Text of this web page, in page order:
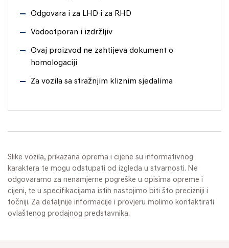
Odgovara i za LHD i za RHD
Vodootporan i izdržljiv
Ovaj proizvod ne zahtijeva dokument o
homologaciji
Za vozila sa stražnjim kliznim sjedalima
Slike vozila, prikazana oprema i cijene su informativnog
karaktera te mogu odstupati od izgleda u stvarnosti. Ne
odgovaramo za nenamjerne pogreške u opisima opreme i
cijeni, te u specifikacijama istih nastojimo biti što precizniji i
točniji. Za detaljnije informacije i provjeru molimo kontaktirati
ovlaštenog prodajnog predstavnika.